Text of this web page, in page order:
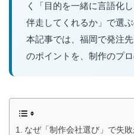
く「目的を一緒に言語化
伴走してくれるか」で選
本記事では、福岡で発注
のポイントを、制作のプ
なぜ「制作会社選び」で失